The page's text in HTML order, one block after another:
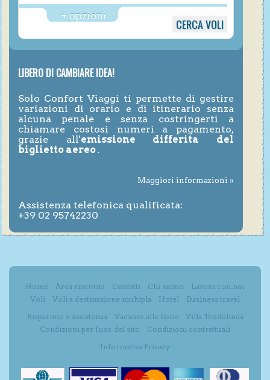
+ opzioni
LIBERO DI CAMBIARE IDEA!
Solo Confort Viaggi ti permette di gestire
variazioni di orario e di itinerario senza
alcuna penale e senza costringerti a
chiamare costosi numeri a pagamento,
grazie all'emissione differita del
biglietto aereo .
Maggiori informazioni »
Assistenza telefonica qualificata:
+39 02 95742230
Home Area riservata Contatti Chi siamo
Lavora con noi
Voli
Voli a destinazione multipla Hotel
Business travel
Risparmio e assistenza
Vacanze alle Eolie
Villa Teodolinda
Condizioni per l'uso del sito
Condizioni contrattuali
Informativa Privacy